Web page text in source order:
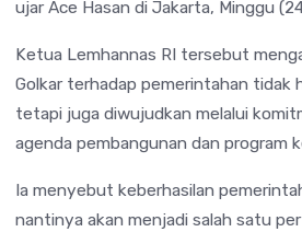
ujar Ace Hasan di Jakarta, Minggu
Ketua Lemhannas RI tersebut
Golkar terhadap pemerintahan tidak
tetapi juga diwujudkan melalui
agenda pembangunan dan program
Ia menyebut keberhasilan
nantinya akan menjadi salah satu